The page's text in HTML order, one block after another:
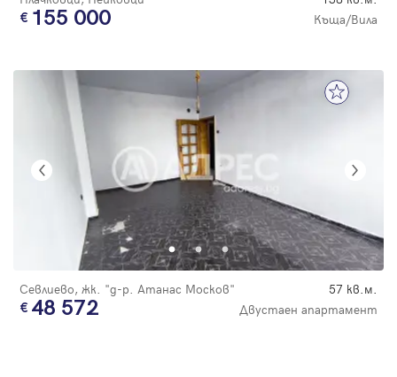
155 000 Къща/Вила
Севлиево, жк. "д-р. Атанас Москов" 57 кв.м.
48 572 Двустаен апартамент